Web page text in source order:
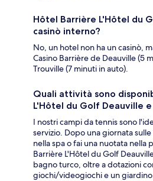
Hôtel Barrière L'Hôtel du
casinò interno?
No, un hotel non ha un casinò,
Casino Barrière de Deauville (5
Trouville (7 minuti in auto).
Quali attività sono
L'Hôtel du Golf Deauville
I nostri campi da tennis sono
servizio. Dopo una giornata
nella spa o fai una nuotata nella
Barrière L'Hôtel du Golf
bagno turco, oltre a dotazioni
giochi/videogiochi e un